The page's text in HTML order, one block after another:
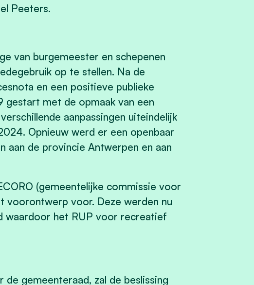
Peeters.
van burgemeester en schepenen
op te stellen. Na de
en een positieve publieke
gestart met de opmaak van een
aanpassingen uiteindelijk
Opnieuw werd er een openbaar
aan de provincie Antwerpen en aan
(gemeentelijke commissie voor
voorontwerp voor. Deze werden nu
waardoor het RUP voor recreatief
gemeenteraad, zal de beslissing